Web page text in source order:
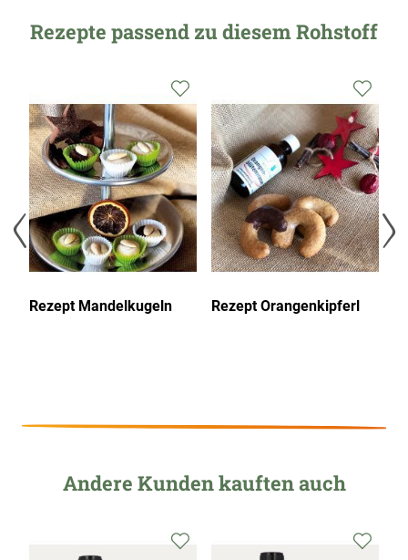
Rezepte passend zu diesem Rohstoff
Wunschliste
hinzufügen
Rezept Mandelkugeln
Wunschliste
hinzufügen
Rezept Orangenkipferl
Andere Kunden kauften auch